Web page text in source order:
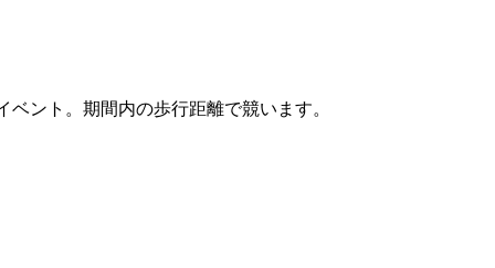
ント。期間内の歩行距離で競います。